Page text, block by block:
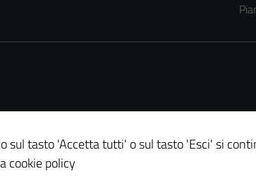
sul tasto 'Accetta tutti' o sul tasto 'Esci' si
cookie policy